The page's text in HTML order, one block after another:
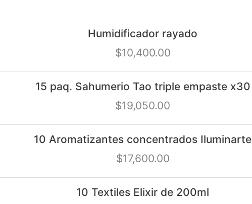
Humidificador rayado
$10,400.00
15 paq. Sahumerio Tao triple empaste x30
$19,050.00
10 Aromatizantes concentrados Iluminarte
$17,600.00
10 Textiles Elixir de 200ml